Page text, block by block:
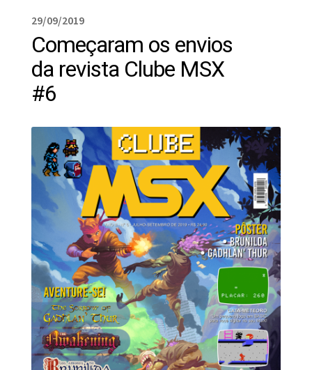
29/09/2019
Começaram os envios
da revista Clube MSX
#6